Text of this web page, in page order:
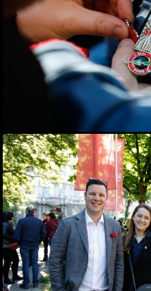
31.05.2026
Fußball-Legende Toni
Polster im Murpark
30.05.2026
Landessieger gekürt:
Lackner ist Weingut des
Night of Young Leaders
2026
27.05.2026
Zinzengrinsen - Das Fest
in und um die
Zinzendorfgasse
23.05.2026
Chorfestival: Voices of
Spirit erklangen in Graz
15.05.2026